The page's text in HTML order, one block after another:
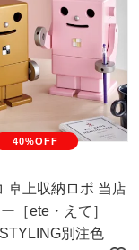
40%OFF
卓上収納ロボ 当店
［ete・えて］
別注色